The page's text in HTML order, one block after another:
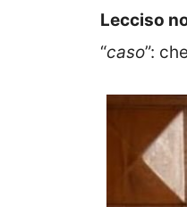
Lecciso
“caso”: